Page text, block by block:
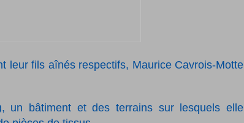
leur fils aînés respectifs, Maurice Cavrois-Motte
un bâtiment et des terrains sur lesquels elle